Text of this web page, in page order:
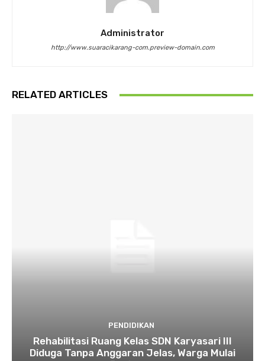
Administrator
http://www.suaracikarang-com.preview-domain.com
RELATED ARTICLES
PENDIDIKAN
Rehabilitasi Ruang Kelas SDN Karyasari III
Diduga Tanpa Anggaran Jelas, Warga Mulai